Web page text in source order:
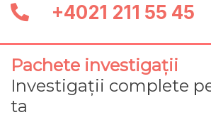
+4021 211 55 45
Pachete investigații
Investigații complete
ta